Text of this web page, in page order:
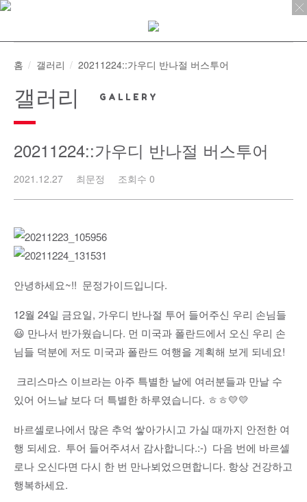
Skip
홈 갤러리 20211224::가우디 반나절 버스투어
갤러리
20211224::가우디 반나절 버스투어
2021.12.27 최문정 조회수 0
안녕하세요~!! 문정가이드입니다.
12월 24일 금요일, 가우디 반나절 투어 들어주신 우리 손님들
😃 만나서 반가웠습니다. 먼 미국과 폴란드에서 오신 우리 손
님들 덕분에 저도 미국과 폴란드 여행을 계획해 보게 되네요!
크리스마스 이브라는 아주 특별한 날에 여러분들과 만날 수
있어 어느날 보다 더 특별한 하루였습니다. ㅎㅎ💛💛
바르셀로나에서 많은 추억 쌓아가시고 가실 때까지 안전한 여
행 되세요. 투어 들어주셔서 감사합니다.:-) 다음 번에 바르셀
로나 오신다면 다시 한 번 만나뵈었으면합니다. 항상 건강하고
행복하세요.